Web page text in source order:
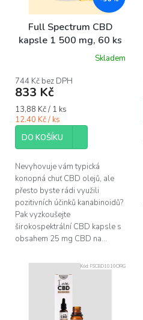
Full Spectrum CBD
kapsle 1 500 mg, 60 ks
produktu
je
z
5
hvězdiček.
Skladem
744 Kč bez DPH
833 Kč
Měrná
cena:
13,88 Kč / 1 ks
12.40 Kč / ks
DO KOŠÍKU
Nevyhovuje vám typická
konopná chuť CBD olejů, ale
přesto byste rádi využili
pozitivních účinků kanabinoidů?
Pak vyzkoušejte
širokospektrální CBD kapsle s
obsahem 25 mg CBD na...
Kód: FSCBD1010ORG